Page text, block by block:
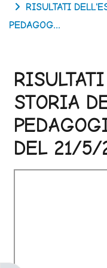
RISULTATI
PEDAGOG...
STORIA
DEL 21/5/
Aggregazione dei